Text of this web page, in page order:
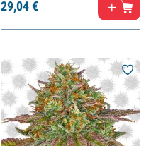
29,04€